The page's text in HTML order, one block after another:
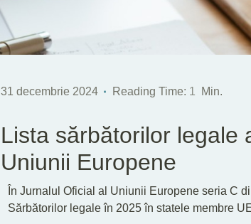
31 decembrie 2024 Reading Time: 1 Min.
Lista sărbătorilor legale
Uniunii Europene
În Jurnalul Oficial al Uniunii Europene seria C
Sărbătorilor legale în 2025 în statele membre